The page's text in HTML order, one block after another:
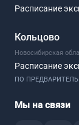
Расписание
Кольцово
Новосибирская
Расписание
ПО
Мы на связи